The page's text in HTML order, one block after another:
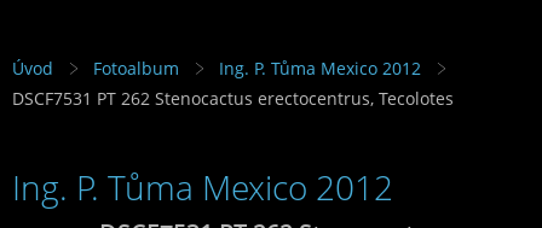
Úvod Fotoalbum
Ing. P. Tůma Mexico 2012
DSCF7531 PT 262 Stenocactus erectocentrus, Tecolotes
Ing. P. Tůma Mexico 2012